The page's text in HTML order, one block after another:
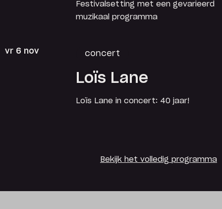
Festivalsetting met een gevarieerd
muzikaal programma
vr 6 nov concert
Loïs Lane
Loïs Lane in concert: 40 jaar!
Bekijk het volledig programma